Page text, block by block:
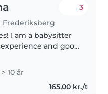
Frederiksberg
3
I am a babysitter
and good
areas. With more
of experience, I
service..
10 år
165,00 kr./t